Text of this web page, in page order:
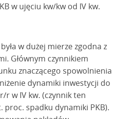
w ujęciu kw/kw od IV kw.
w dużej mierze zgodna z
Głównym czynnikiem
znaczącego spowolnienia
dynamiki inwestycji do
r w IV kw. (czynnik ten
proc. spadku dynamiki PKB).